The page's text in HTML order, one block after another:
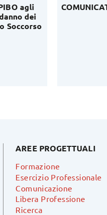
agli
dei
Soccorso
AREE PROGETTUALI
Formazione
Esercizio Professionale
Comunicazione
Libera Professione
Ricerca